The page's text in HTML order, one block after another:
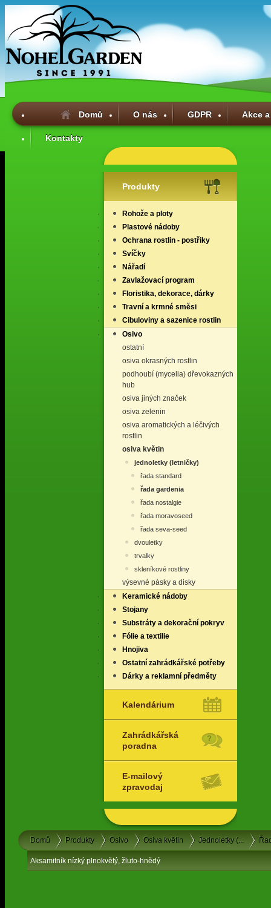
Domů O nás GDPR Akce
Kontakty
Produkty
Rohože a ploty
Plastové nádoby
Ochrana rostlin - postřiky
Svíčky
Nářadí
Zavlažovací program
Floristika, dekorace, dárky
Travní a krmné směsi
Cibuloviny a sazenice rostlin
Osivo
ostatní
osiva okrasných rostlin
podhoubí (mycelia) dřevokazných
hub
osiva jiných značek
osiva zelenin
osiva aromatických a léčivých
rostlin
osiva květin
jednoletky (letničky)
řada standard
řada gardenia
řada nostalgie
řada moravoseed
řada seva-seed
dvouletky
trvalky
skleníkové rostliny
výsevné pásky a disky
Keramické nádoby
Stojany
Substráty a dekorační pokryv
Fólie a textilie
Hnojiva
Ostatní zahrádkářské potřeby
Dárky a reklamní předměty
Kalendárium
Zahrádkářská
poradna
E-mailový
zpravodaj
Domů Produkty Osivo Osiva květin Jednoletky (...
Aksamitník nízký plnokvětý, žluto-hnědý